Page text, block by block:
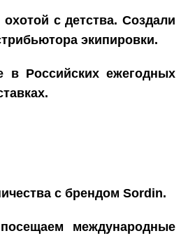
с детства. Cоздали
экипировки.
в Российских ежегодных
с брендом Sordin.
международные